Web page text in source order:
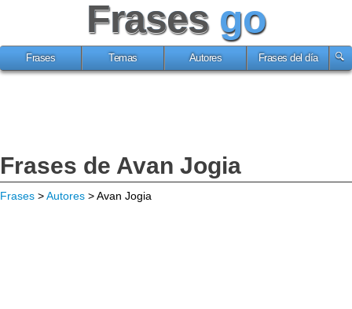
Frases go
Frases Temas Autores Frases del día
Frases de Avan Jogia
Frases >Autores > Avan Jogia